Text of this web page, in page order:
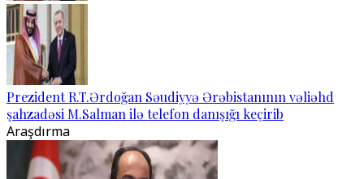
Prezident R.T.Ərdoğan Səudiyyə Ərəbistanının vəliəhd
şahzadəsi M.Salman ilə telefon danışığı keçirib
Araşdırma